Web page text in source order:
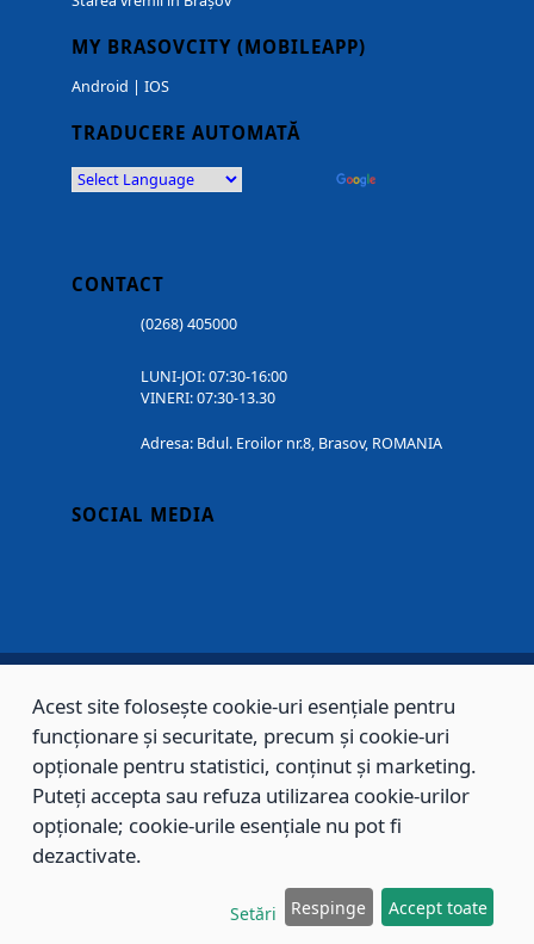
MY BRASOVCITY (MOBILEAPP)
Android | IOS
TRADUCERE AUTOMATĂ
CONTACT
(0268) 405000
LUNI-JOI: 07:30-16:00
VINERI: 07:30-13.30
Adresa: Bdul. Eroilor nr.8, Brasov, ROMANIA
SOCIAL MEDIA
Copyright © 2002 - 2026 - PRIMĂRIA MUNICIPIULUI BRAȘOV, toate drepturile
rezervate.
Sitemap Contact
Acest site folosește cookie-uri esențiale pentru
funcționare și securitate, precum și cookie-uri
opționale pentru statistici, conținut și marketing.
Puteți accepta sau refuza utilizarea cookie-urilor
opționale; cookie-urile esențiale nu pot fi
dezactivate.
Setări Respinge Accept toate